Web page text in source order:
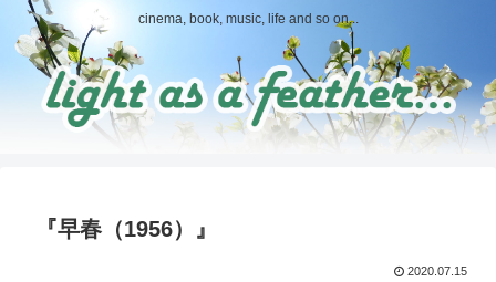
cinema, book, music, life and so on...
『早春（1956）』
2020.07.15